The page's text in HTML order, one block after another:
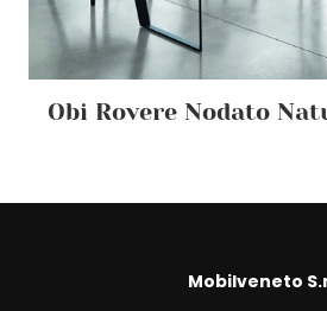
Obi Rovere Nodato
Mobilveneto